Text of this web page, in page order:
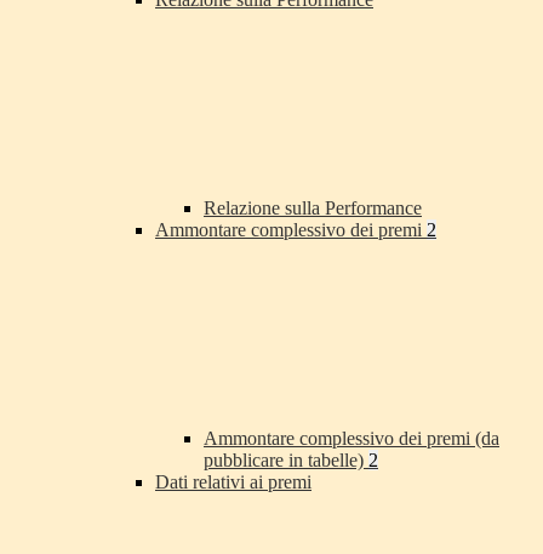
Relazione sulla Performance
Ammontare complessivo dei premi 2
Ammontare complessivo dei premi (da
pubblicare in tabelle) 2
Dati relativi ai premi